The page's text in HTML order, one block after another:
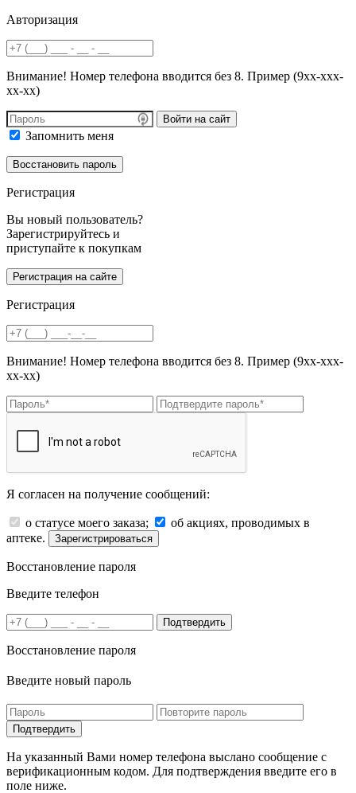
Авторизация
Внимание! Номер телефона вводится без 8. Пример (9хх-ххх-
хх-хх)
Войти на сайт
Запомнить меня
Регистрация
Вы новый пользователь?
Зарегистрируйтесь и
приступайте к покупкам
Регистрация
Внимание! Номер телефона вводится без 8. Пример (9хх-ххх-
хх-хх)
Я согласен на получение сообщений:
о статусе моего заказа;
об акциях, проводимых в
аптеке.
Зарегистрироваться
Восстановление пароля
Введите телефон
Подтвердить
Восстановление пароля
Введите новый пароль
На указанный Вами номер телефона выслано сообщение с
верификационным кодом. Для подтверждения введите его в
поле ниже.